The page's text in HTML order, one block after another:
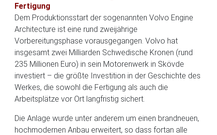
Fertigung
Dem Produktionsstart der sogenannten Volvo Engine
Architecture ist eine rund zweijährige
Vorbereitungsphase vorausgegangen. Volvo hat
insgesamt zwei Milliarden Schwedische Kronen (rund
235 Millionen Euro) in sein Motorenwerk in Skövde
investiert – die größte Investition in der Geschichte des
Werkes, die sowohl die Fertigung als auch die
Arbeitsplätze vor Ort langfristig sichert.
Die Anlage wurde unter anderem um einen brandneuen,
hochmodernen Anbau erweitert, so dass fortan alle